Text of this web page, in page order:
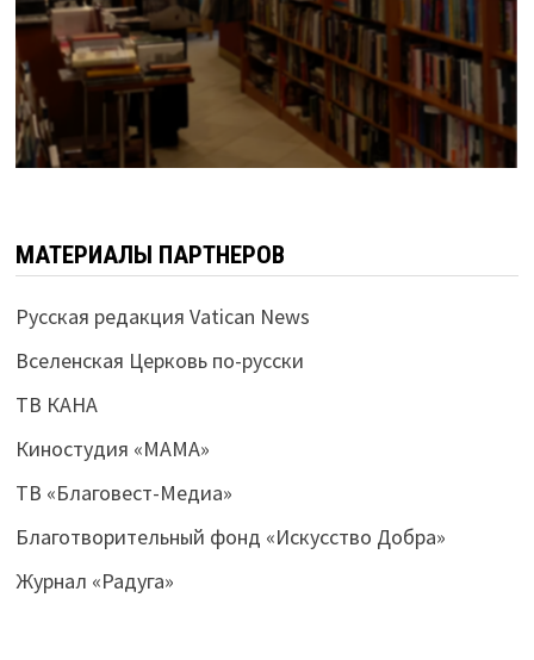
МАТЕРИАЛЫ ПАРТНЕРОВ
Русская редакция Vatican News
Вселенская Церковь по-русски
ТВ КАНА
Киностудия «МАМА»
ТВ «Благовест-Медиа»
Благотворительный фонд «Искусство Добра»
Журнал «Радуга»